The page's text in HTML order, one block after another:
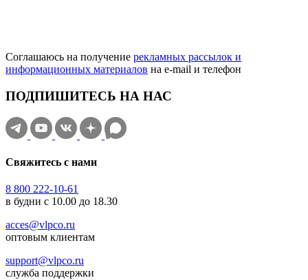
Соглашаюсь на получение рекламных рассылок и
информационных материалов на e‑mail и телефон
ПОДПИШИТЕСЬ НА НАС
Свяжитесь с нами
8 800 222-10-61
в будни с 10.00 до 18.30
acces@vlpco.ru
оптовым клиентам
support@vlpco.ru
служба поддержки